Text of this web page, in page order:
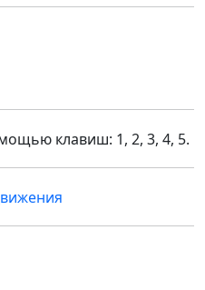
клавиш: 1, 2, 3, 4, 5.